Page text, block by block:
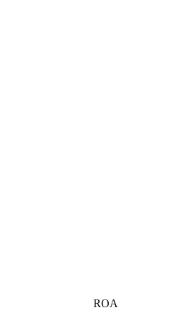
ROA